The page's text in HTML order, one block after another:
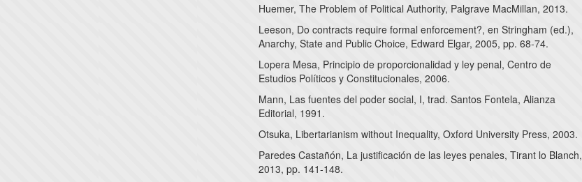
Huemer, The Problem of Political Authority, Palgrave MacMillan, 2013.
Leeson, Do contracts require formal enforcement?, en Stringham (ed.),
Anarchy, State and Public Choice, Edward Elgar, 2005, pp. 68-74.
Lopera Mesa, Principio de proporcionalidad y ley penal, Centro de
Estudios Políticos y Constitucionales, 2006.
Mann, Las fuentes del poder social, I, trad. Santos Fontela, Alianza
Editorial, 1991.
Otsuka, Libertarianism without Inequality, Oxford University Press, 2003.
Paredes Castañón, La justificación de las leyes penales, Tirant lo Blanch,
2013, pp. 141-148.